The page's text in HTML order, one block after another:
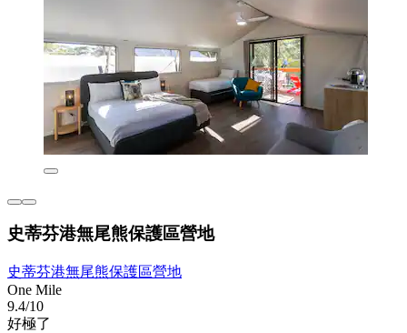
史蒂芬港無尾熊保護區營地
史蒂芬港無尾熊保護區營地
One Mile
9.4/10
好極了